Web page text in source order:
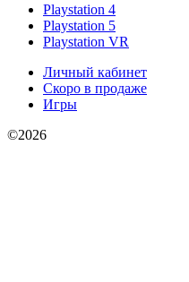
Playstation 4
Playstation 5
Playstation VR
Личный кабинет
Скоро в продаже
Игры
©2026